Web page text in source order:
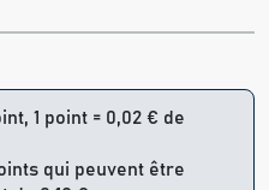
1 point = 0,02 € de
qui peuvent être